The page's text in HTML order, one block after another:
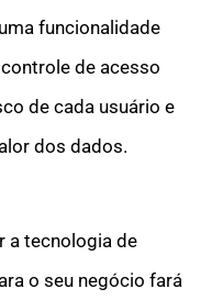
funcionalidade
de acesso
de cada usuário e
dos dados.
a tecnologia de
o seu negócio fará